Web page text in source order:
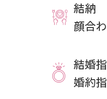
結納
顔合
結婚
婚約